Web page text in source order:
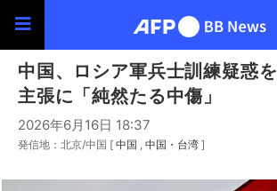
中国、ロシア軍兵士訓練疑惑
主張に「純然たる中傷」
2026年6月16日 18:37
発信地：北京/中国 [ 中国 中国・台湾 ]